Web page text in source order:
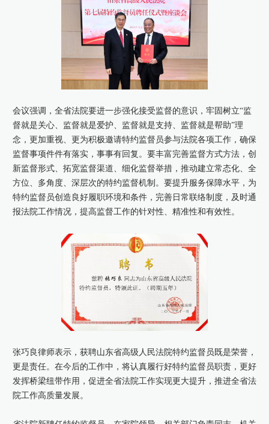
会议强调，全省法院要进一步强化接受监督的意识，牢固树立“监
督就是关心、监督就是爱护、监督就是支持、监督就是帮助”理
念，更加重视、更为积极邀请特约监督员参与法院各项工作，确保
监督事项件件有落实，事事有回复。要丰富完善监督方式方法，创
新监督形式、拓宽监督渠道、细化监督举措，推动建立常态化、全
方位、多角度、深层次的特约监督机制。要提升服务保障水平，为
特约监督员创造良好履职环境和条件，完善日常联络制度，及时通
报法院工作情况，提高监督工作的针对性、精准性和有效性。
张巧良律师表示，获聘山东省高级人民法院特约监督员既是荣誉，
更是责任。在今后的工作中，将认真履行好特约监督员职责，更好
发挥桥梁纽带作用，促进全省法院工作实现更大提升，推进全省法
院工作高质量发展。